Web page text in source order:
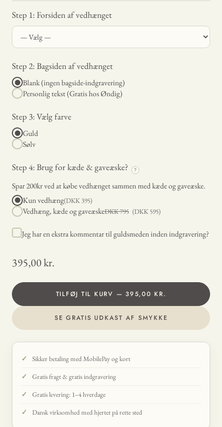
Step 1: Forsiden af vedhænget
Step 2: Bagsiden af vedhænget
Blank (ingen bagside-indgravering)
Personlig tekst (Gratis hos Øndig)
Step 3: Vælg farve
Guld
Sølv
Step 4: Brug for kæde & gaveæske? ?
Spar 200kr ved at købe vedhænget sammen med kæde og gaveæske.
Kun vedhæng(DKK 395)
Vedhæng, kæde og gaveæskeDKK795 (DKK 595)
Jeg har en ekstra kommentar til guldsmeden inden indgravering?
395,00 kr.
TILFØJ TIL KURV — 395,00 KR.
SE GRATIS UDKAST AF SMYKKE
Sikker betaling med MobilePay og kort
Gratis fragt & gratis indgravering
Gratis levering: 1–4 hverdage
Dansk virksomhed med hjertet på rette sted